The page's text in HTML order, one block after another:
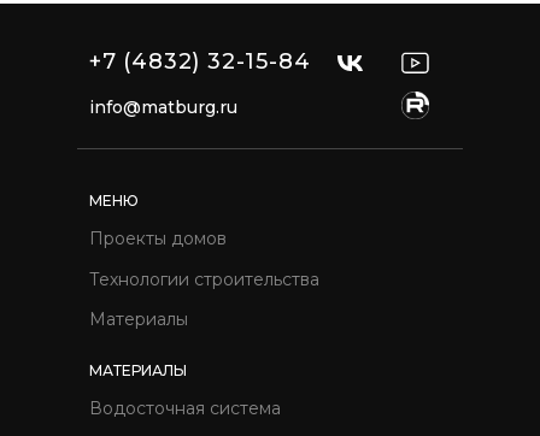
info@matburg.ru
Водосточная система
МАТЕРИАЛЫ
Проекты домов
Технологии строительства
МЕНЮ
Материалы
+7 (4832) 32-15-84